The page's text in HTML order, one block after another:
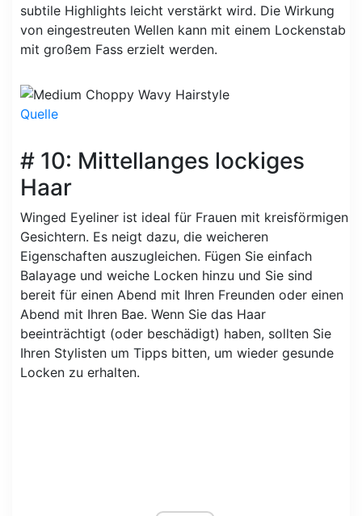
subtile Highlights leicht verstärkt wird. Die Wirkung
von eingestreuten Wellen kann mit einem Lockenstab
mit großem Fass erzielt werden.
Quelle
# 10: Mittellanges lockiges
Haar
Winged Eyeliner ist ideal für Frauen mit kreisförmigen
Gesichtern. Es neigt dazu, die weicheren
Eigenschaften auszugleichen. Fügen Sie einfach
Balayage und weiche Locken hinzu und Sie sind
bereit für einen Abend mit Ihren Freunden oder einen
Abend mit Ihren Bae. Wenn Sie das Haar
beeinträchtigt (oder beschädigt) haben, sollten Sie
Ihren Stylisten um Tipps bitten, um wieder gesunde
Locken zu erhalten.